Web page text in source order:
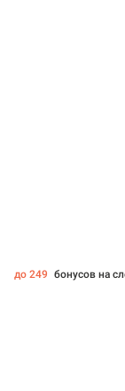
до 249 бонусов на